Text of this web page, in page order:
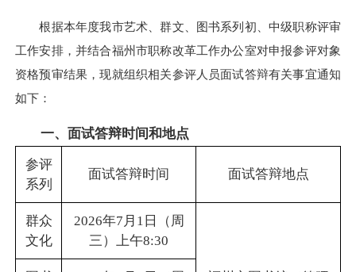
根据本年度我市艺术、群文、图书系列初、中级职称评审
工作安排，并结合福州市职称改革工作办公室对申报参评对象
资格预审结果，现就组织相关参评人员面试答辩有关事宜通知
如下：
一、面试答辩时间和地点
参评
系列
面试答辩时间 面试答辩地点
群众
文化
2026年7月1日（周
三）上午8:30